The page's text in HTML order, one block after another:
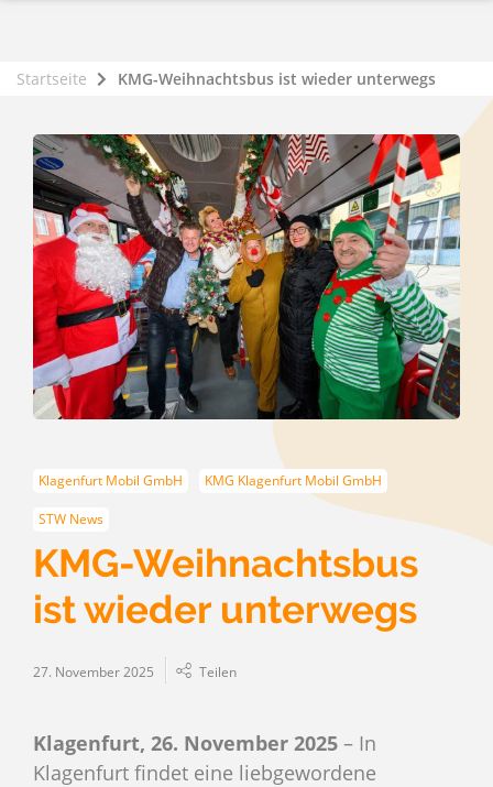
Startseite KMG-Weihnachtsbus ist wieder unterwegs
Klagenfurt Mobil GmbH KMG Klagenfurt Mobil GmbH
STW News
KMG-Weihnachtsbus
ist wieder unterwegs
27. November 2025 Teilen
Klagenfurt, 26. November 2025 – In
Klagenfurt findet eine liebgewordene